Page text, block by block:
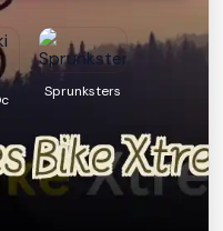
Sprunksters